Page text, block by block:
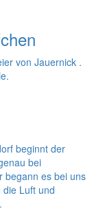
von Jauernick .
beginnt der
bei
begann es bei uns
Luft und